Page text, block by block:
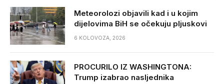
Meteorolozi objavili kad i u kojim
dijelovima BiH se očekuju pljuskovi
6 KOLOVOZA, 2026
PROCURILO IZ WASHINGTONA:
Trump izabrao nasljednika